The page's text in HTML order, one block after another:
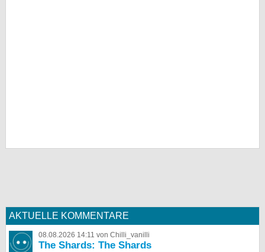
AKTUELLE KOMMENTARE
08.08.2026 14:11 von Chilli_vanilli
The Shards: The Shards